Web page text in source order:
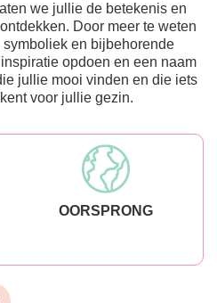
we jullie de betekenis en
Door meer te weten
en bijbehorende
opdoen en een naam
jullie mooi vinden en die iets
voor jullie gezin.
OORSPRONG